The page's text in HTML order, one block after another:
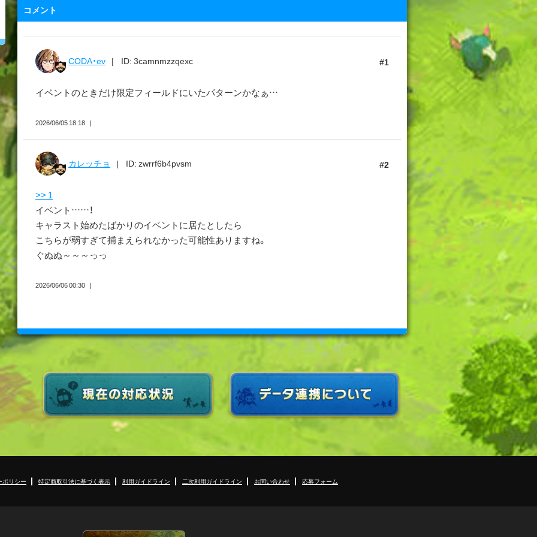
コメント
1
CODA・ev ID: 3camnmzzqexc
イベントのときだけ限定フィールドにいたパターンかなぁ…
2026/06/05 18:18
2
カレッチョ ID: zwrrf6b4pvsm
>> 1
イベント……！
キャラスト始めたばかりのイベントに居たとしたら
こちらが弱すぎて捕まえられなかった可能性ありますね。
ぐぬぬ～～～っっ
2026/06/06 00:30
ポリシー 特定商取引法に基づく表示 利用ガイドライン 二次利用ガイドライン お問い合わせ 応募フォーム